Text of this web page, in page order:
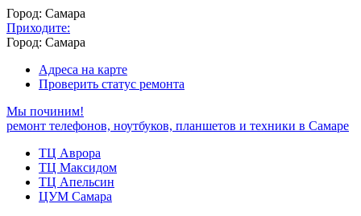
Город: Самара
Приходите:
Город: Самара
Адреса на карте
Проверить статус ремонта
Мы починим!
ремонт телефонов, ноутбуков, планшетов и техники в Самаре
ТЦ Аврора
ТЦ Максидом
ТЦ Апельсин
ЦУМ Самара